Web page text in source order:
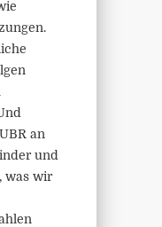
an
und
was wir